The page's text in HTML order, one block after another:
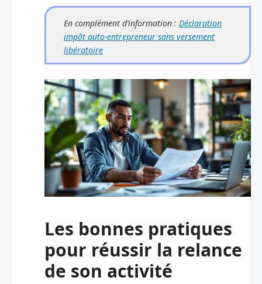
En complément d’information : Déclaration
impôt auto-entrepreneur sans versement
libératoire
Les bonnes pratiques
pour réussir la relance
de son activité